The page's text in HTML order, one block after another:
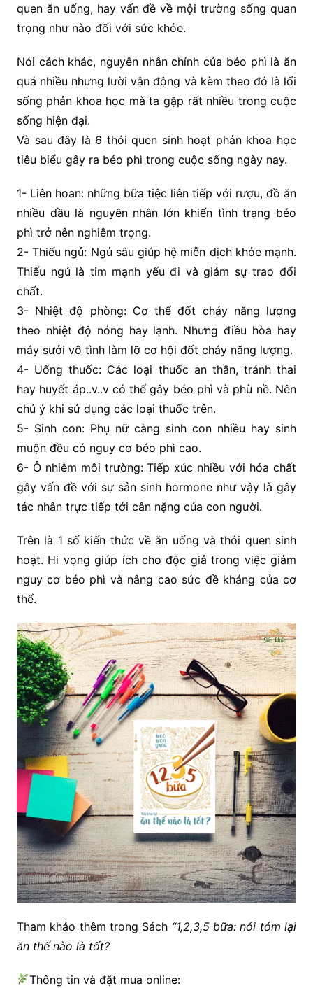
quen ăn uống, hay vấn đề về mội trường sống quan
trọng như nào đối với sức khỏe.
Nói cách khác, nguyên nhân chính của béo phì là ăn
quá nhiều nhưng lười vận động và kèm theo đó là lối
sống phản khoa học mà ta gặp rất nhiều trong cuộc
sống hiện đại.
Và sau đây là 6 thói quen sinh hoạt phản khoa học
tiêu biểu gây ra béo phì trong cuộc sống ngày nay.
1- Liên hoan: những bữa tiệc liên tiếp với rượu, đồ ăn
nhiều dầu là nguyên nhân lớn khiến tình trạng béo
phì trở nên nghiêm trọng.
2- Thiếu ngủ: Ngủ sâu giúp hệ miễn dịch khỏe mạnh.
Thiếu ngủ là tim mạnh yếu đi và giảm sự trao đổi
chất.
3- Nhiệt độ phòng: Cơ thể đốt cháy năng lượng
theo nhiệt độ nóng hay lạnh. Nhưng điều hòa hay
máy sưởi vô tình làm lỡ cơ hội đốt cháy năng lượng.
4- Uống thuốc: Các loại thuốc an thần, tránh thai
hay huyết áp..v..v có thể gây béo phì và phù nề. Nên
chú ý khi sử dụng các loại thuốc trên.
5- Sinh con: Phụ nữ càng sinh con nhiều hay sinh
muộn đều có nguy cơ béo phì cao.
6- Ô nhiễm môi trường: Tiếp xúc nhiều với hóa chất
gây vấn đề với sự sản sinh hormone như vậy là gây
tác nhân trực tiếp tới cân nặng của con người.
Trên là 1 số kiến thức về ăn uống và thói quen sinh
hoạt. Hi vọng giúp ích cho độc giả trong việc giảm
nguy cơ béo phì và nâng cao sức đề kháng của cơ
thể.
Tham khảo thêm trong Sách “1,2,3,5 bữa: nói tóm lại
ăn thế nào là tốt?
Thông tin và đặt mua online: